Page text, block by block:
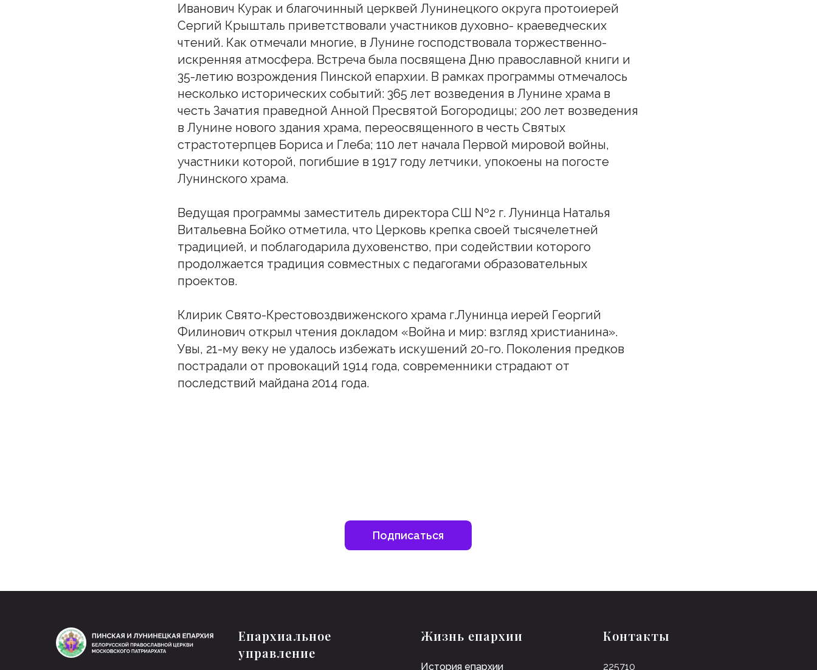
Иванович Курак и благочинный церквей Лунинецкого округа протоиерей
Сергий Крышталь приветствовали участников духовно- краеведческих
чтений. Как отмечали многие, в Лунине господствовала торжественно-
искренняя атмосфера. Встреча была посвящена Дню православной книги и
35-летию возрождения Пинской епархии. В рамках программы отмечалось
несколько исторических событий: 365 лет возведения в Лунине храма в
честь Зачатия праведной Анной Пресвятой Богородицы; 200 лет возведения
в Лунине нового здания храма, переосвященного в честь Святых
страстотерпцев Бориса и Глеба; 110 лет начала Первой мировой войны,
участники которой, погибшие в 1917 году летчики, упокоены на погосте
Лунинского храма.
Ведущая программы заместитель директора СШ Nº2 г. Лунинца Наталья
Витальевна Бойко отметила, что Церковь крепка своей тысячелетней
традицией, и поблагодарила духовенство, при содействии которого
продолжается традиция совместных с педагогами образовательных
проектов.
Клирик Свято-Крестовоздвиженского храма г.Лунинца иерей Георгий
Филинович открыл чтения докладом «Война и мир: взгляд христианина».
Увы, 21-му веку не удалось избежать искушений 20-го. Поколения предков
пострадали от провокаций 1914 года, современники страдают от
последствий майдана 2014 года.
Подпишитесь на наш инстаграм
Будьте в курсе свежих новостей епархии
Епархиальное
управление
Жизнь епархии
История епархии
Контакты
225710